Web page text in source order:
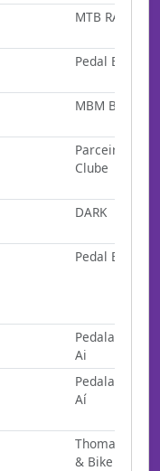
MTB RAIZES
Pedal E Gole
MBM BIKERS
Parceiros Bike
Clube
DARK
Pedal E Gole
Pedalando Por
Ai
Pedalando Por
Aí
Thomas Skate
& Bike